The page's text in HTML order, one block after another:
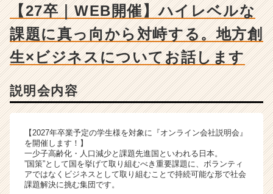
細
|
ベ
ン
チ
業
ら
ス
カ
【27卒｜WEB開催】ハイレベルな
課題に真っ向から対峙する。地方創
生×ビジネスについてお話します
説明会内容
【2027年卒業予定の学生様を対象に『オンライン会社説明会』
を開催します！】
一少子高齢化・人口減少と課題先進国といわれる日本。
”国策”として国を挙げて取り組むべき重要課題に、ボランティ
アではなくビジネスとして取り組むことで持続可能な形で社会
課題解決に挑む集団です。